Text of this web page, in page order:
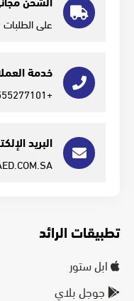
على الطلبات
خدمة
+966555277101
البريد
تطبيقات الرائد
ابل ستور
جوجل بلاي